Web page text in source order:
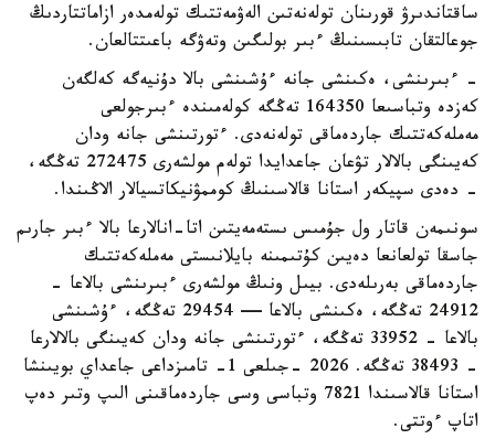
ساقتاندىرۋ قورىنان تولەنەتىن الەۋمەتتىك تولەمدەر ازاماتتاردىڭ
جوعالتقان تابىسىنىڭ ءبىر بولىگىن وتەۋگە باعىتتالعان.
- ءبىرىنشى، ەكىنشى جانە ءۇشىنشى بالا دۇنيەگە كەلگەن
كەزدە وتباسىعا 164350 تەڭگە كولەمىندە ءبىرجولعى
مەملەكەتتىك جاردەماقى تولەنەدى. ءتورتىنشى جانە ودان
كەيىنگى بالالار تۋعان جاعدايدا تولەم مولشەرى 272475 تەڭگە،
- دەدى سپيكەر استانا قالاسىنىڭ كوممۋنيكاتسيالار الاڭىندا.
سونىمەن قاتار ول جۇمىس ىستەمەيتىن اتا-انالارعا بالا ءبىر جارىم
جاسقا تولعانعا دەيىن كۇتىمىنە بايلانىستى مەملەكەتتىك
جاردەماقى بەرىلەدى. بيىل ونىڭ مولشەرى ءبىرىنشى بالاعا -
24912 تەڭگە، ەكىنشى بالاعا — 29454 تەڭگە، ءۇشىنشى
بالاعا - 33952 تەڭگە، ءتورتىنشى جانە ودان كەيىنگى بالالارعا
- 38493 تەڭگە. 2026 -جىلعى 1- تامىزداعى جاعداي بويىنشا
استانا قالاسىندا 7821 وتباسى وسى جاردەماقىنى الىپ وتىر دەپ
اتاپ ءوتتى.